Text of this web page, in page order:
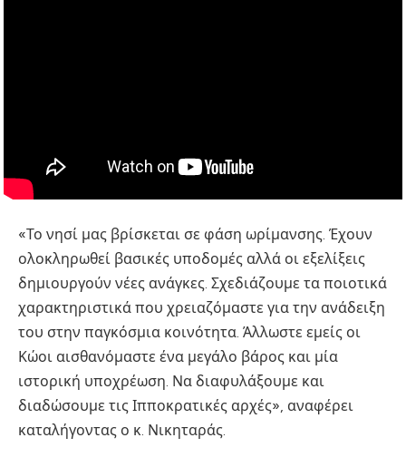
«Το νησί μας βρίσκεται σε φάση ωρίμανσης. Έχουν
ολοκληρωθεί βασικές υποδομές αλλά οι εξελίξεις
δημιουργούν νέες ανάγκες. Σχεδιάζουμε τα ποιοτικά
χαρακτηριστικά που χρειαζόμαστε για την ανάδειξη
του στην παγκόσμια κοινότητα. Άλλωστε εμείς οι
Κώοι αισθανόμαστε ένα μεγάλο βάρος και μία
ιστορική υποχρέωση. Να διαφυλάξουμε και
διαδώσουμε τις Ιπποκρατικές αρχές», αναφέρει
καταλήγοντας ο κ. Νικηταράς.